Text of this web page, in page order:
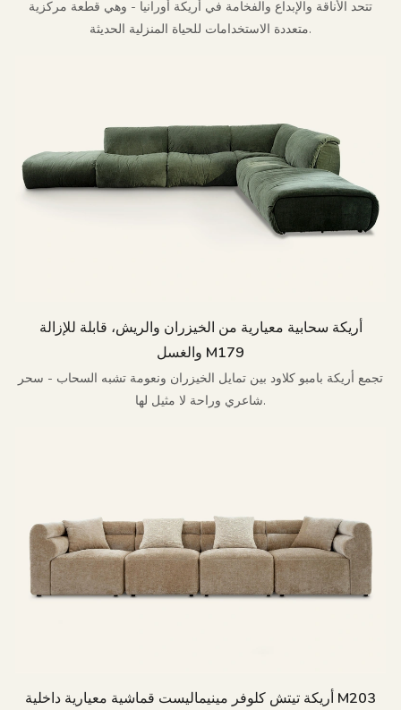
تتحد الأناقة والإبداع والفخامة في أريكة أورانيا - وهي قطعة مركزية
متعددة الاستخدامات للحياة المنزلية الحديثة.
أريكة سحابية معيارية من الخيزران والريش، قابلة للإزالة
والغسل M179
تجمع أريكة بامبو كلاود بين تمايل الخيزران ونعومة تشبه السحاب - سحر
شاعري وراحة لا مثيل لها.
أريكة تيتش كلوفر مينيماليست قماشية معيارية داخلية M203